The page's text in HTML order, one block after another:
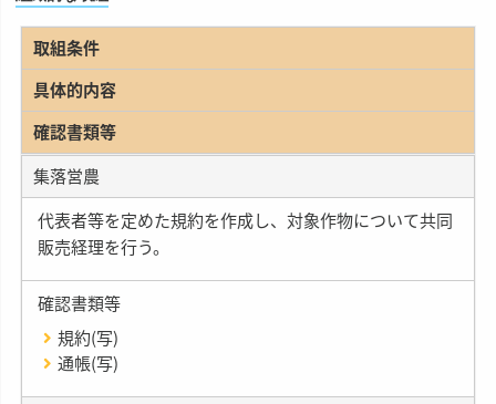
取組条件
具体的内容
確認書類等
集落営農
代表者等を定めた規約を作成し、対象作物について共同
販売経理を行う。
確認書類等
規約(写)
通帳(写)